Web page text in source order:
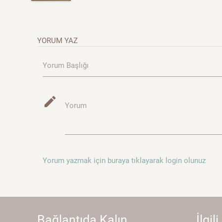
YORUM YAZ
Yorum Başlığı
mode_edit Yorum
Yorum yazmak için buraya tıklayarak login olunuz